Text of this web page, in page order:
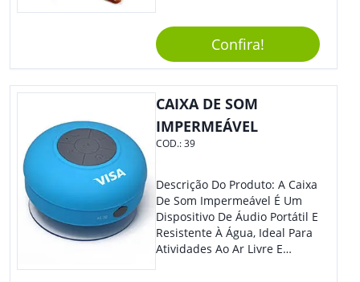
Utilizado Em Diversos
Momentos Do Dia.
Personalize-O Com Sua Marca
E Tenha Ainda Mais Destaque
Em Feiras De Exposições E
Eventos Corporativos.
Confira!
CAIXA DE SOM
IMPERMEÁVEL
COD.:39
Descrição Do Produto: A Caixa
De Som Impermeável É Um
Dispositivo De Áudio Portátil E
Resistente À Água, Ideal Para
Atividades Ao Ar Livre E